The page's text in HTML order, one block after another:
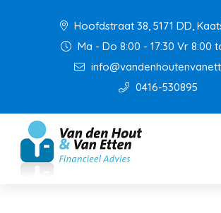
Hoofdstraat 38, 5171 DD,
Ma - Do 8:00 - 17:30 Vr 8:00
0416-530895